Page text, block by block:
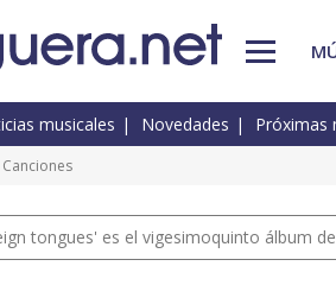
musicales Novedades Próximas
Canciones
tongues' es el vigesimoquinto álbum